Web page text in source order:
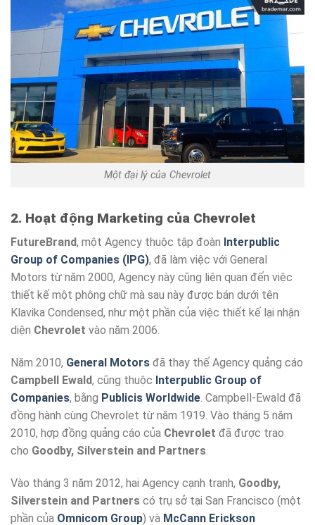
Một đại lý của Chevrolet
2. Hoạt động Marketing của Chevrolet
FutureBrand, một Agency thuộc tập đoàn Interpublic
Group of Companies (IPG), đã làm việc với General
Motors từ năm 2000, Agency này cũng liên quan đến việc
thiết kế một phông chữ mà sau này được bán dưới tên
Klavika Condensed, như một phần của việc thiết kế lại nhận
diện Chevrolet vào năm 2006.
Năm 2010, General Motors đã thay thế Agency quảng cáo
Campbell Ewald, cũng thuộc Interpublic Group of
Companies, bằng Publicis Worldwide. Campbell-Ewald đã
đồng hành cùng Chevrolet từ năm 1919. Vào tháng 5 năm
2010, hợp đồng quảng cáo của Chevrolet đã được trao
cho Goodby, Silverstein and Partners.
Vào tháng 3 năm 2012, hai Agency cạnh tranh, Goodby,
Silverstein and Partners có trụ sở tại San Francisco (một
phần của Omnicom Group) và McCann Erickson